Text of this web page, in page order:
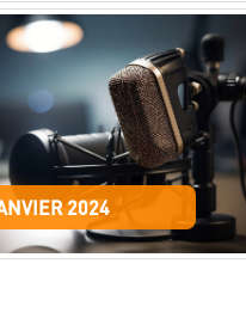
2024